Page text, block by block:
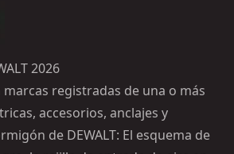
2026
marcas registradas de una o más
accesorios, anclajes y
de DEWALT: El esquema de